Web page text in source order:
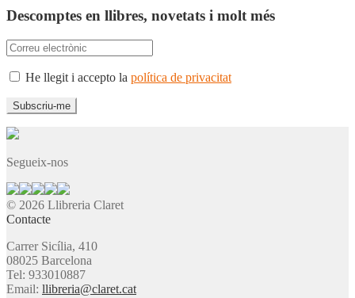
Descomptes en llibres, novetats i molt més
He llegit i accepto la política de privacitat
Segueix-nos
© 2026 Llibreria Claret
Contacte
Carrer Sicília, 410
08025 Barcelona
Tel: 933010887
Email: llibreria@claret.cat